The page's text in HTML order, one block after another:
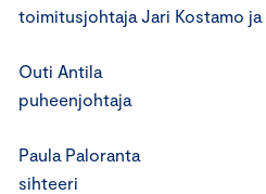
toimitusjohtaja Jari Kostamo
Outi Antila
puheenjohtaja
Paula Paloranta
sihteeri